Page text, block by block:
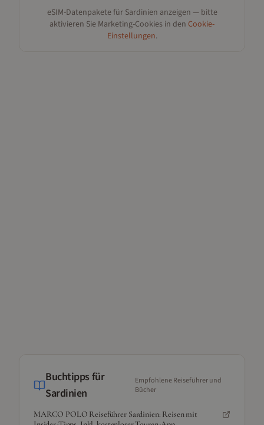
eSIM-Datenpakete für Sardinien anzeigen — bitte
aktivieren Sie Marketing-Cookies in den Cookie-
Einstellungen.
Buchtipps für
Sardinien
Empfohlene Reiseführer und
Bücher
MARCO POLO Reiseführer Sardinien: Reisen mit